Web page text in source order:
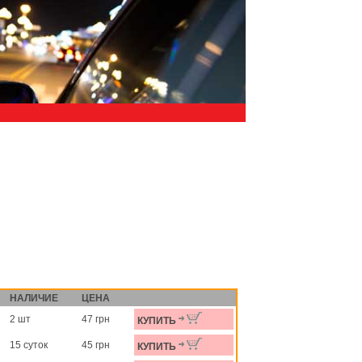
НАЛИЧИЕ
ЦЕНА
2 шт 47 грн КУПИТЬ
15 суток 45 грн КУПИТЬ